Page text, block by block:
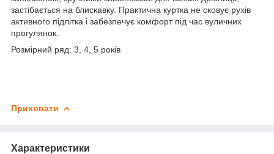
застібається на блискавку. Практична куртка не сковує рухів
активного підлітка і забезпечує комфорт під час вуличних
прогулянок.
Розмірний ряд: 3, 4, 5 років
Приховати
Характеристики